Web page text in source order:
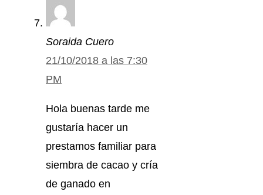
Soraida Cuero
21/10/2018 a las 7:30
PM
Hola buenas tarde me
gustaría hacer un
prestamos familiar para
siembra de cacao y cría
de ganado en